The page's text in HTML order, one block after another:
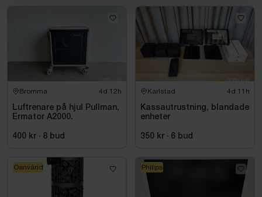
Bromma 4d 12h
Luftrenare på hjul Pullman,
Ermator A2000.
400 kr · 8 bud
Karlstad 4d 11h
Kassautrustning, blandade
enheter
350 kr · 6 bud
Oanvänd Philips